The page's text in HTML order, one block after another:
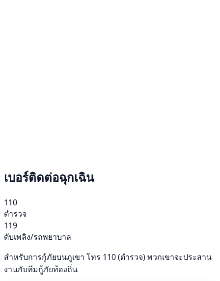
เบอร์ติดต่อฉุกเฉิน
110
ตำรวจ
119
ดับเพลิง/รถพยาบาล
สำหรับการกู้ภัยบนภูเขา โทร 110 (ตำรวจ) พวกเขาจะประสาน
งานกับทีมกู้ภัยท้องถิ่น